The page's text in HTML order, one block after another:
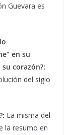
Guevara es
en su
corazón?:
del siglo
La misma del
la resumo en